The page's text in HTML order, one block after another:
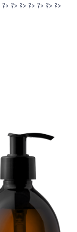
?> ?> ?> ?> ?> ?> ?>